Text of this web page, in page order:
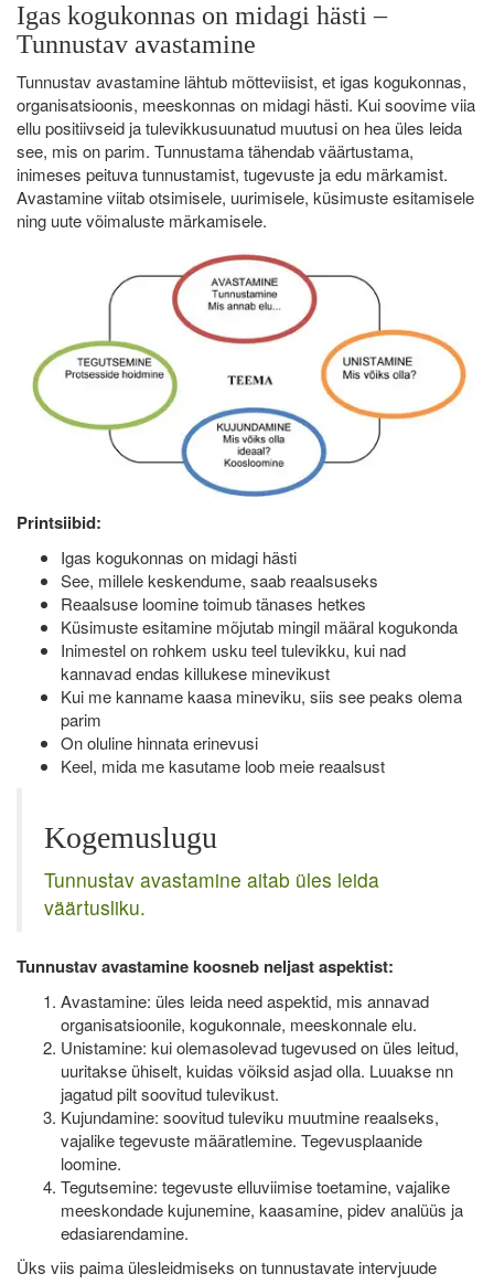
Igas kogukonnas on midagi hästi –
Tunnustav avastamine
Tunnustav avastamine lähtub mõtteviisist, et igas kogukonnas,
organisatsioonis, meeskonnas on midagi hästi. Kui soovime viia
ellu positiivseid ja tulevikkusuunatud muutusi on hea üles leida
see, mis on parim. Tunnustama tähendab väärtustama,
inimeses peituva tunnustamist, tugevuste ja edu märkamist.
Avastamine viitab otsimisele, uurimisele, küsimuste esitamisele
ning uute võimaluste märkamisele.
Printsiibid:
Igas kogukonnas on midagi hästi
See, millele keskendume, saab reaalsuseks
Reaalsuse loomine toimub tänases hetkes
Küsimuste esitamine mõjutab mingil määral kogukonda
Inimestel on rohkem usku teel tulevikku, kui nad
kannavad endas killukese minevikust
Kui me kanname kaasa mineviku, siis see peaks olema
parim
On oluline hinnata erinevusi
Keel, mida me kasutame loob meie reaalsust
Kogemuslugu
Tunnustav avastamine aitab üles leida
väärtusliku.
Tunnustav avastamine koosneb neljast aspektist:
Avastamine: üles leida need aspektid, mis annavad
organisatsioonile, kogukonnale, meeskonnale elu.
Unistamine: kui olemasolevad tugevused on üles leitud,
uuritakse ühiselt, kuidas võiksid asjad olla. Luuakse nn
jagatud pilt soovitud tulevikust.
Kujundamine: soovitud tuleviku muutmine reaalseks,
vajalike tegevuste määratlemine. Tegevusplaanide
loomine.
Tegutsemine: tegevuste elluviimise toetamine, vajalike
meeskondade kujunemine, kaasamine, pidev analüüs ja
edasiarendamine.
Üks viis paima ülesleidmiseks on tunnustavate intervjuude